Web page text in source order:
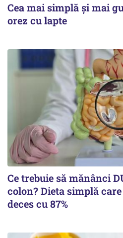
Cea mai simplă și mai
orez cu lapte
Ce trebuie să mănânci
colon? Dieta simplă
deces cu 87%